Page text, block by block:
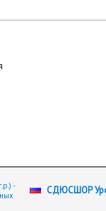
-
СДЮСШОР